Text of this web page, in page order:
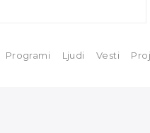
Programi Ljudi Vesti